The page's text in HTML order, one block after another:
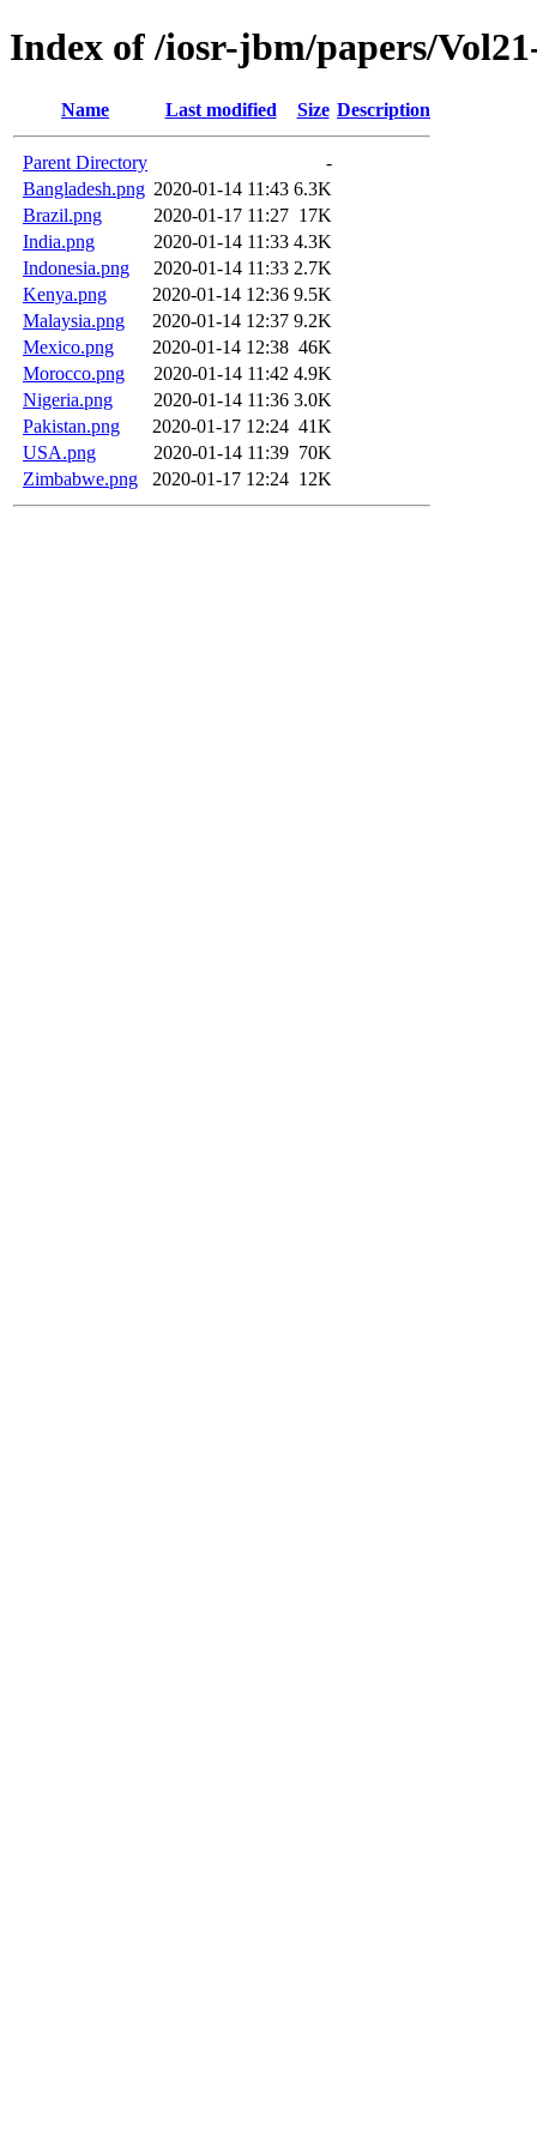
Index of /iosr-jbm/papers/
Name Last modified Size Description
Parent Directory
-
Bangladesh.png 2020-01-14 11:43 6.3K
Brazil.png
2020-01-17 11:27 17K
India.png
2020-01-14 11:33 4.3K
Indonesia.png
2020-01-14 11:33 2.7K
Kenya.png
2020-01-14 12:36 9.5K
Malaysia.png
2020-01-14 12:37 9.2K
Mexico.png
2020-01-14 12:38 46K
Morocco.png
2020-01-14 11:42 4.9K
Nigeria.png
2020-01-14 11:36 3.0K
Pakistan.png
2020-01-17 12:24 41K
USA.png
2020-01-14 11:39 70K
Zimbabwe.png
2020-01-17 12:24 12K